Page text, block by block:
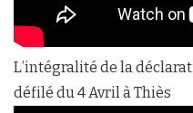
L’intégralité de la
défilé du 4 Avril à Thiès